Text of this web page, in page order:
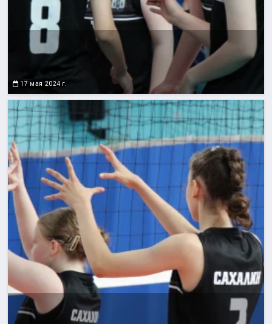
17 мая 2024 г.